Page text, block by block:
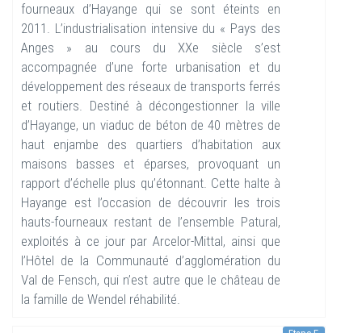
fourneaux d’Hayange qui se sont éteints en
2011. L’industrialisation intensive du « Pays des
Anges » au cours du XXe siècle s’est
accompagnée d’une forte urbanisation et du
développement des réseaux de transports ferrés
et routiers. Destiné à décongestionner la ville
d’Hayange, un viaduc de béton de 40 mètres de
haut enjambe des quartiers d’habitation aux
maisons basses et éparses, provoquant un
rapport d’échelle plus qu’étonnant. Cette halte à
Hayange est l’occasion de découvrir les trois
hauts-fourneaux restant de l’ensemble Patural,
exploités à ce jour par Arcelor-Mittal, ainsi que
l’Hôtel de la Communauté d’agglomération du
Val de Fensch, qui n’est autre que le château de
la famille de Wendel réhabilité.